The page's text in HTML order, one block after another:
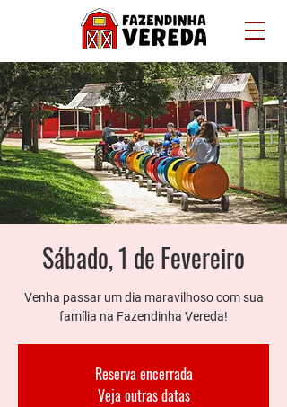
Sábado, 1 de Fevereiro
Venha passar um dia maravilhoso com sua
família na Fazendinha Vereda!
Reserva encerrada
Veja outras datas